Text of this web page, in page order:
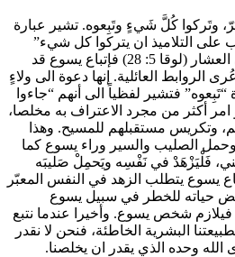
وتَركوا كُلَّ شَيءٍ وتَبِعوه. تشير عبارة
على التلاميذ ان يتركوا كل شيء”
ويتبعوا يسوع على مثال متى العشار (لوقا 5: 28) فإتباع يسوع قد
العائلية. إنها دعوة الى ولاءٍ
فتشير لفظياً الى أنهم “جاءوا
(متى 4: 20) وهو امر أكثر من مجرد الاعتراف به مخلصا،
وتكريس مستقبلهم للمسيح. وهذا
وحمل الصليب والسير وراء يسوع كما
فَلْيَزْهَدْ في نَفْسِه ويَحمِلْ صَليبَه
8: 34). فإتباع يسوع يتطلب الزهد في النفس المعبّر
حياته للخطر في سبيل يسوع
(مرقس 8: 35-37). فيلازم شخص يسوع. وأخيرا عندما نتبع
البشرية الخاطئة، فنحن لا نقدر
وحده الذي يقدر ان يخلصنا.